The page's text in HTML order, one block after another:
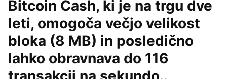
Bitcoin Cash, ki je na trgu dve
leti, omogoča večjo velikost
bloka (8 MB) in posledično
lahko obravnava do 116